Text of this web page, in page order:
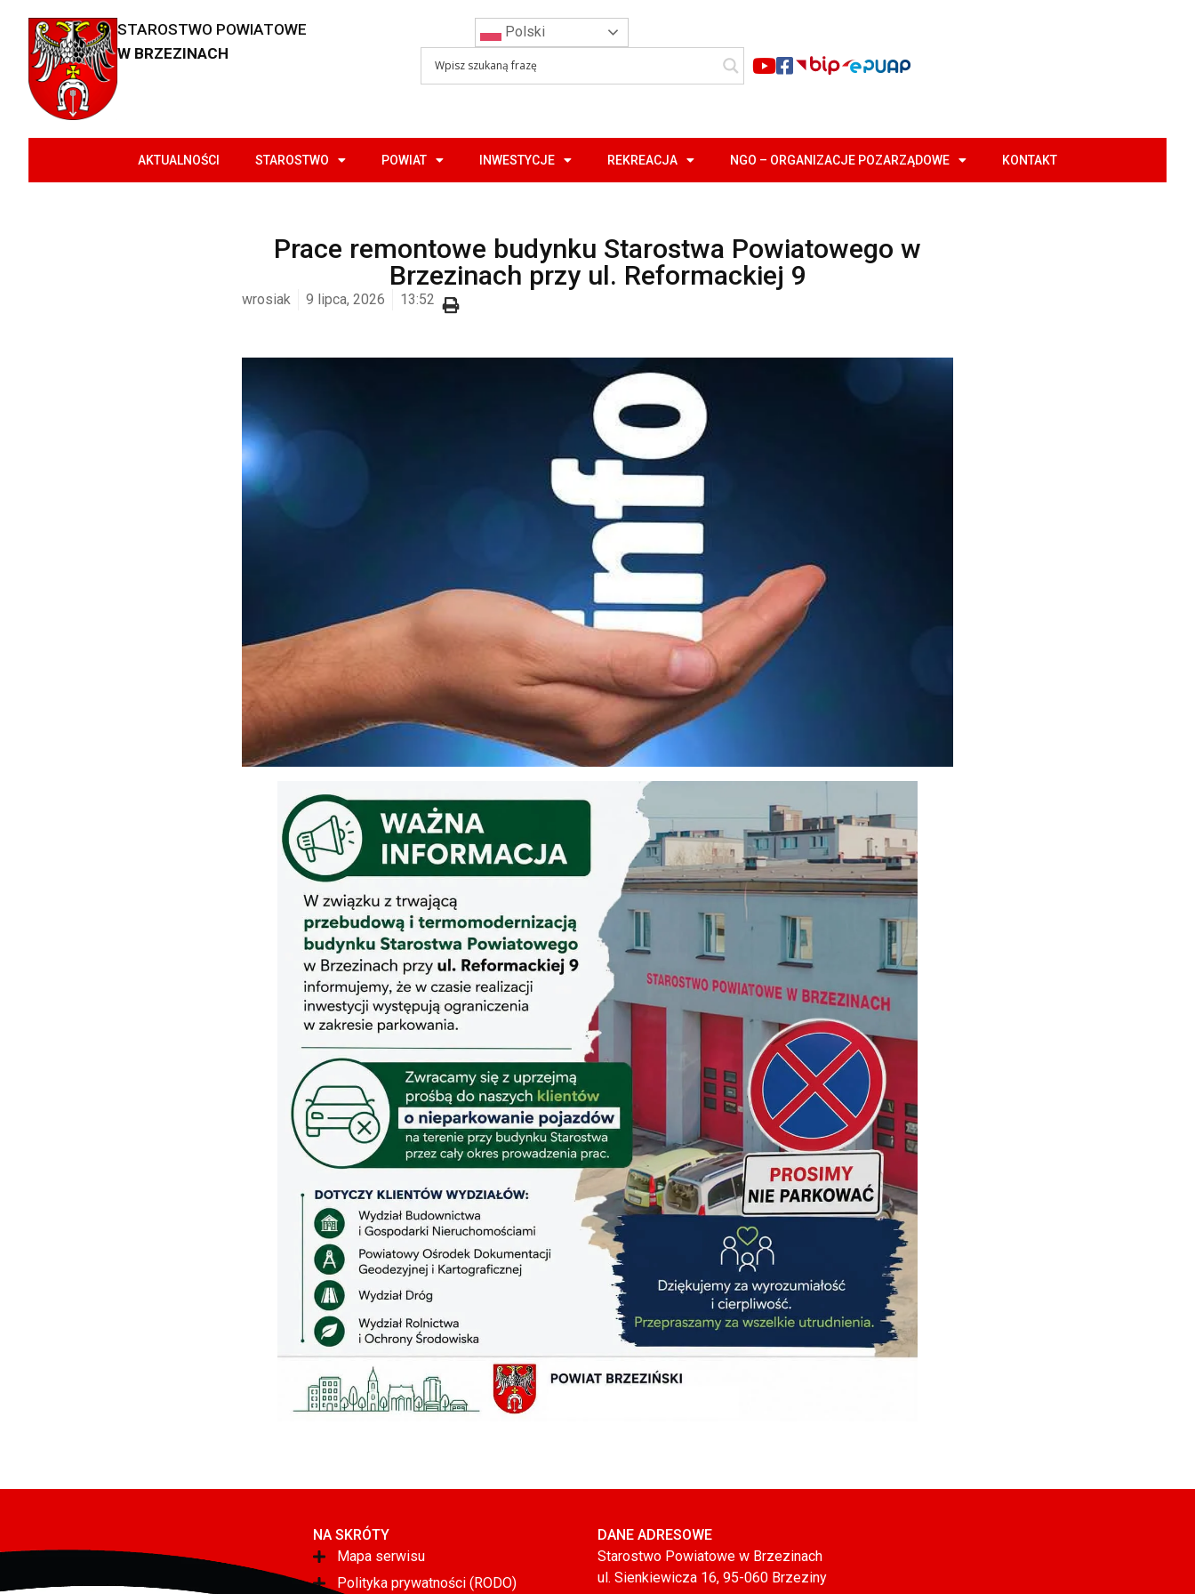
STAROSTWO POWIATOWE
W BRZEZINACH
Polski
AKTUALNOŚCI STAROSTWO POWIAT INWESTYCJE REKREACJA NGO – ORGANIZACJE POZARZĄDOWE KONTAKT
Prace remontowe budynku Starostwa Powiatowego w
Brzezinach przy ul. Reformackiej 9
wrosiak 9 lipca, 2026 13:52
NA SKRÓTY
Mapa serwisu
Polityka prywatności (RODO)
DANE ADRESOWE
Starostwo Powiatowe w Brzezinach
ul. Sienkiewicza 16, 95-060 Brzeziny